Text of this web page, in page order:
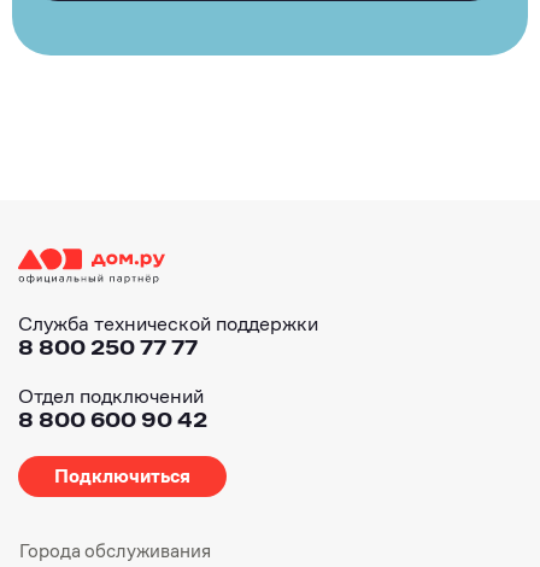
Служба технической поддержки
8 800 250 77 77
Отдел подключений
8 800 600 90 42
Подключиться
Города обслуживания